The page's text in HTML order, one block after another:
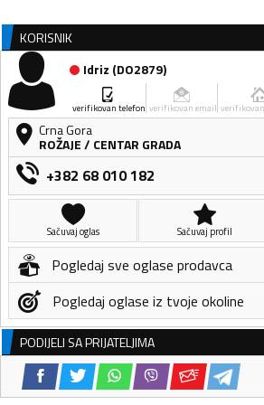
KORISNIK
Idriz (DO2879)
verifikovan telefon verifikovan email
Crna Gora
ROŽAJE/ CENTAR GRADA
+382 68 010 182
Sačuvaj oglas Sačuvaj profil
Pogledaj sve oglase prodavca
Pogledaj oglase iz tvoje okoline
PODIJELI SA PRIJATELJIMA